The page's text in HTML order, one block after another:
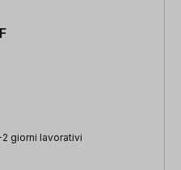
giorni lavorativi